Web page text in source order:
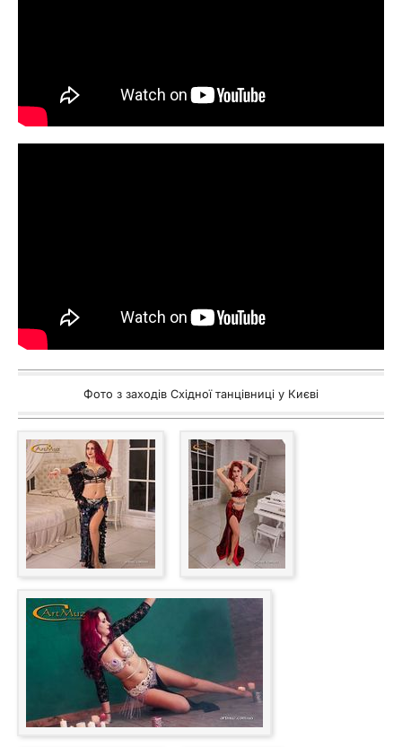
Фото з заходів Східної танцівниці у Києві